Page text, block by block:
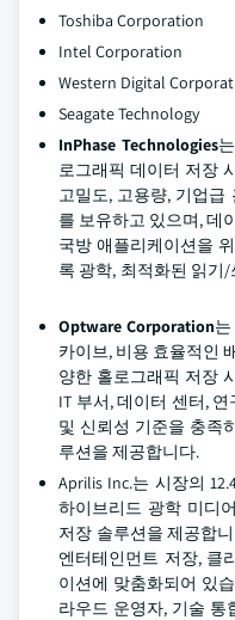
Toshiba Corporation
Intel Corporation
Western Digital
Seagate Technology
InPhase Technologies
로그래픽 데이터 저장
고밀도, 고용량, 기업급
를 보유하고 있으며, 데
국방 애플리케이션을
록 광학, 최적화된 읽기
Optware Corporation
카이브, 비용 효율적인
양한 홀로그래픽 저장
IT 부서, 데이터 센터,
및 신뢰성 기준을 충족
루션을 제공합니다.
Aprilis Inc.는 시장의
하이브리드 광학 미디
저장 솔루션을 제공합
엔터테인먼트 저장, 클
이션에 맞춤화되어 있
라우드 운영자, 기술